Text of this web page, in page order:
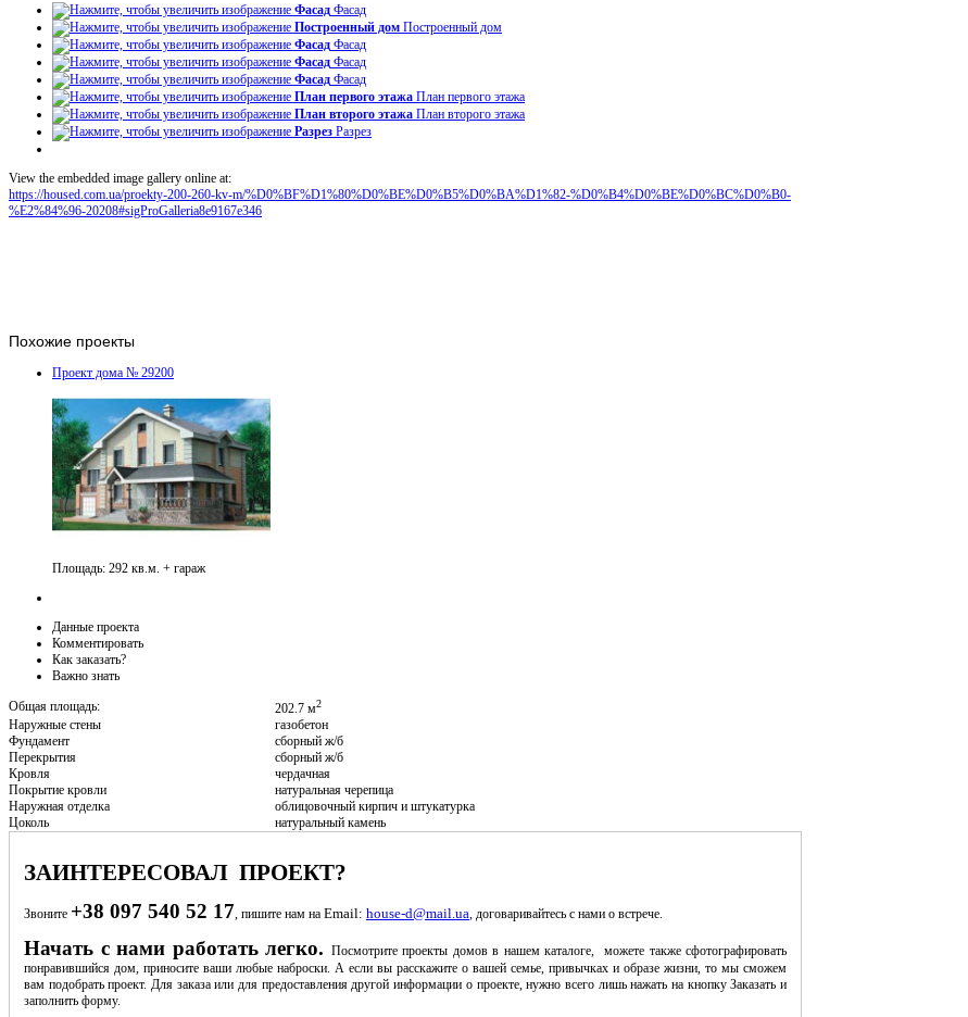
Фасад Фасад
Построенный дом Построенный дом
Фасад Фасад
Фасад Фасад
Фасад Фасад
План первого этажа План первого этажа
План второго этажа План второго этажа
Разрез Разрез
View the embedded image gallery online at:
https://housed.com.ua/proekty-200-260-kv-m/%D0%BF%D1%80%D0%BE%D0%B5%D0%BA%D1%82-%D0%B4%D0%BE%D0%BC%D0%B0-
%E2%84%96-20208#sigProGalleria8e9167e346
Похожие проекты
Проект дома № 29200
Площадь: 292 кв.м. + гараж
Данные проекта
Комментировать
Как заказать?
Важно знать
Общая площадь:
202.7 м2
Наружные стены
газобетон
Фундамент
сборный ж/б
Перекрытия
сборный ж/б
Кровля
чердачная
Покрытие кровли
натуральная черепица
Наружная отделка
облицовочный кирпич и штукатурка
Цоколь
натуральный камень
ЗАИНТЕРЕСОВАЛ ПРОЕКТ?
Звоните +38 097 540 52 17, пишите нам на Email: house-d@mail.ua, договаривайтесь с нами о встрече.
Начать с нами работать легко. Посмотрите проекты домов в нашем каталоге, можете также сфотографировать
понравившийся дом, приносите ваши любые наброски. А если вы расскажите о вашей семье, привычках и образе жизни, то мы сможем
вам подобрать проект. Для заказа или для предоставления другой информации о проекте, нужно всего лишь нажать на кнопку Заказать и
заполнить форму.